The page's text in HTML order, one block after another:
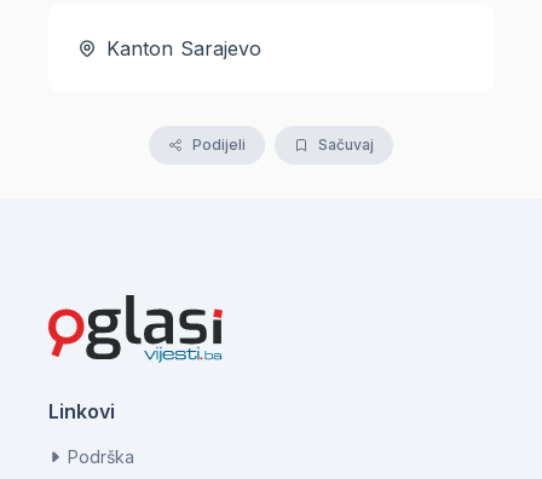
Kanton Sarajevo
Podijeli Sačuvaj
Linkovi
Podrška